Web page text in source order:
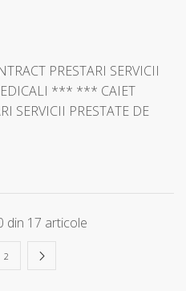
PRESTARI SERVICII
*** *** CAIET
SERVICII PRESTATE DE
din 17 articole
2